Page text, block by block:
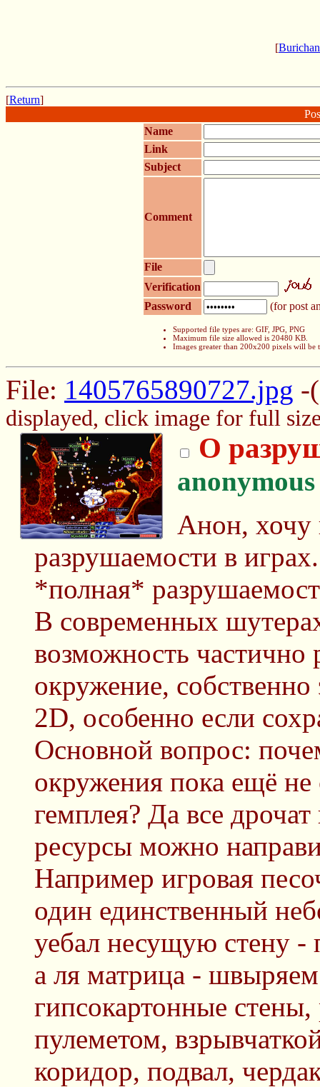
[Burichan
[Return]
Name
Link
Subject
Comment
File
Verification
Password
(for post
Supported file types are: GIF, JPG, PNG
Maximum file size allowed is 20480 KB.
Images greater than 200x200 pixels will be
File: 1405765890727.jpg -(
displayed, click image for full
О
anonymous
Анон, хочу
разрушаемости в
*полная*
В современных
возможность частично
окружение, собственно
2D, особенно если
Основной вопрос:
окружения пока ещё не
гемплея? Да все
ресурсы можно
Например игровая
один единственный
уебал несущую стену -
а ля матрица -
гипсокартонные
пулеметом,
коридор, подвал,